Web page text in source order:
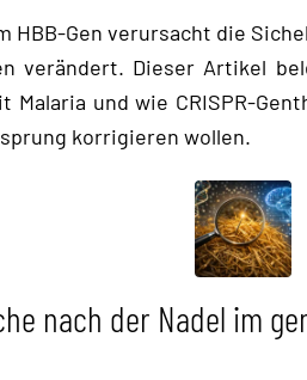
HBB-Gen verursacht die
verändert. Dieser Artikel
Malaria und wie CRISPR-
korrigieren wollen.
nach der Nadel im